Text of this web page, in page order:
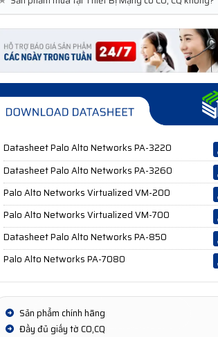
Datasheet Palo Alto Networks PA-3220
Datasheet Palo Alto Networks PA-3260
Palo Alto Networks Virtualized VM-200
Palo Alto Networks Virtualized VM-700
Datasheet Palo Alto Networks PA-850
Palo Alto Networks PA-7080
Sản phẩm chính hãng
Đầy đủ giấy tờ CO,CQ